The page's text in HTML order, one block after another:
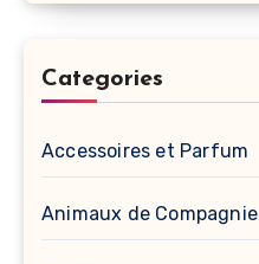
Categories
Accessoires et Parfum
Animaux de Compagnie